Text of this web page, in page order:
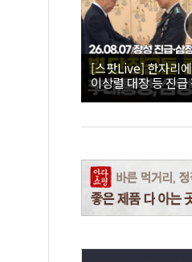
[스팟Live] 한자리
이상렬 대장 등 진
직접 수여｜